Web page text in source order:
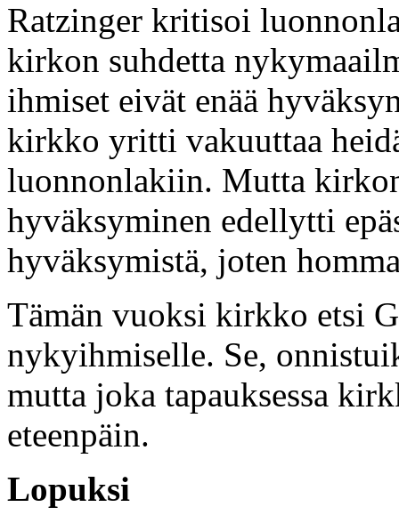
Ratzinger kritisoi
kirkon suhdetta
ihmiset eivät enää
kirkko yritti vakuuttaa
luonnonlakiin. Mutta
hyväksyminen edellytti
hyväksymistä, joten
Tämän vuoksi kirkko etsi
nykyihmiselle. Se,
mutta joka tapauksessa
eteenpäin.
Lopuksi